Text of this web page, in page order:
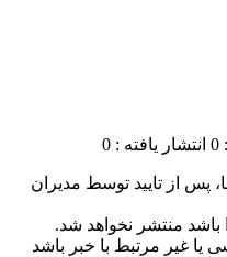
انتشار یافته : 0
از تایید توسط مدیران
باشد منتشر نخواهد شد.
یا غیر مرتبط با خبر باشد